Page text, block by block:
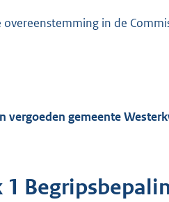
in de
vergoeden gemeente